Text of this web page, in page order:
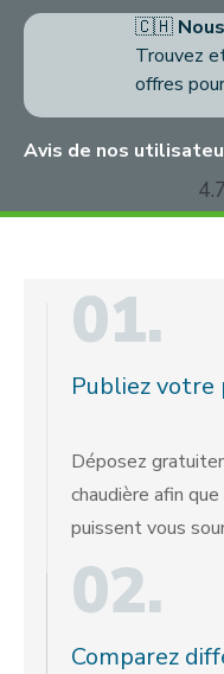
🇨🇭
Trouvez
offres
Avis de nos
01.
Publiez votre
Déposez
chaudière afin
puissent vous
02.
Comparez